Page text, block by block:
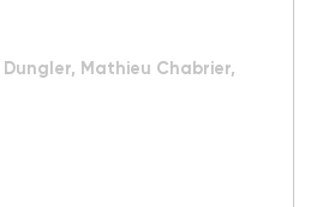
Dungler, Mathieu Chabrier,